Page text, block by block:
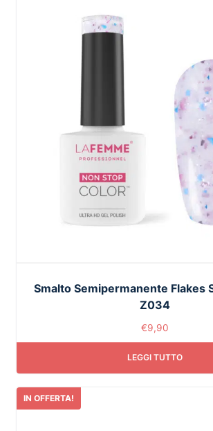
Smalto Semipermanente Flakes
Z034
€9,90
LEGGI TUTTO
IN OFFERTA!